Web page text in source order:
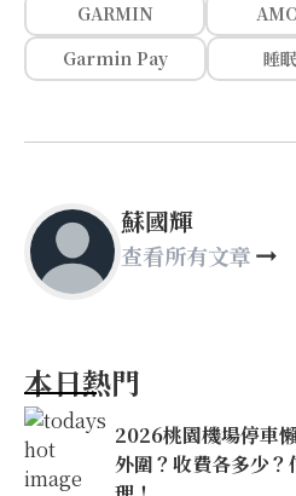
GARMIN
Garmin Pay
睡
蘇國輝
查看所有文章
本日熱門
2026桃園機場停車
外圍？收費各多少